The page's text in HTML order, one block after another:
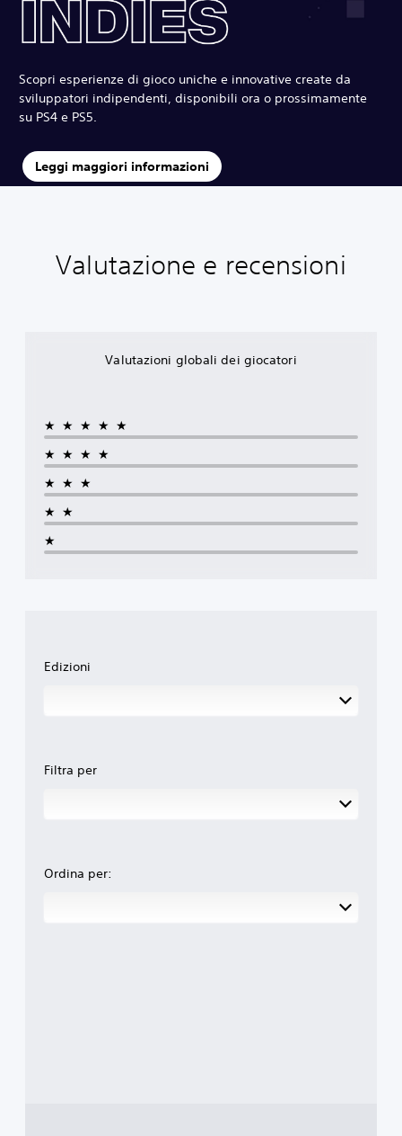
Scopri esperienze di gioco uniche e innovative create da
sviluppatori indipendenti, disponibili ora o prossimamente
su PS4 e PS5.
Leggi maggiori informazioni
Valutazione e recensioni
Valutazioni globali dei giocatori
★★★★★
★★★★
★★★
★★
★
Edizioni
Filtra per
Ordina per: